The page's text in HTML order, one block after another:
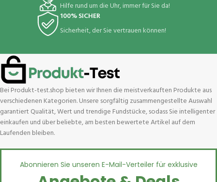
Hilfe rund um die Uhr, immer für Sie da!
100% SICHER
Sicherheit, der Sie vertrauen können!
Bei Produkt-test.shop bieten wir Ihnen die meistverkauften Produkte aus
verschiedenen Kategorien. Unsere sorgfältig zusammengestellte Auswahl
garantiert Qualität, Wert und trendige Fundstücke, sodass Sie intelligenter
einkaufen und über beliebte, am besten bewertete Artikel auf dem
Laufenden bleiben.
Abonnieren Sie unseren E-Mail-Verteiler für exklusive